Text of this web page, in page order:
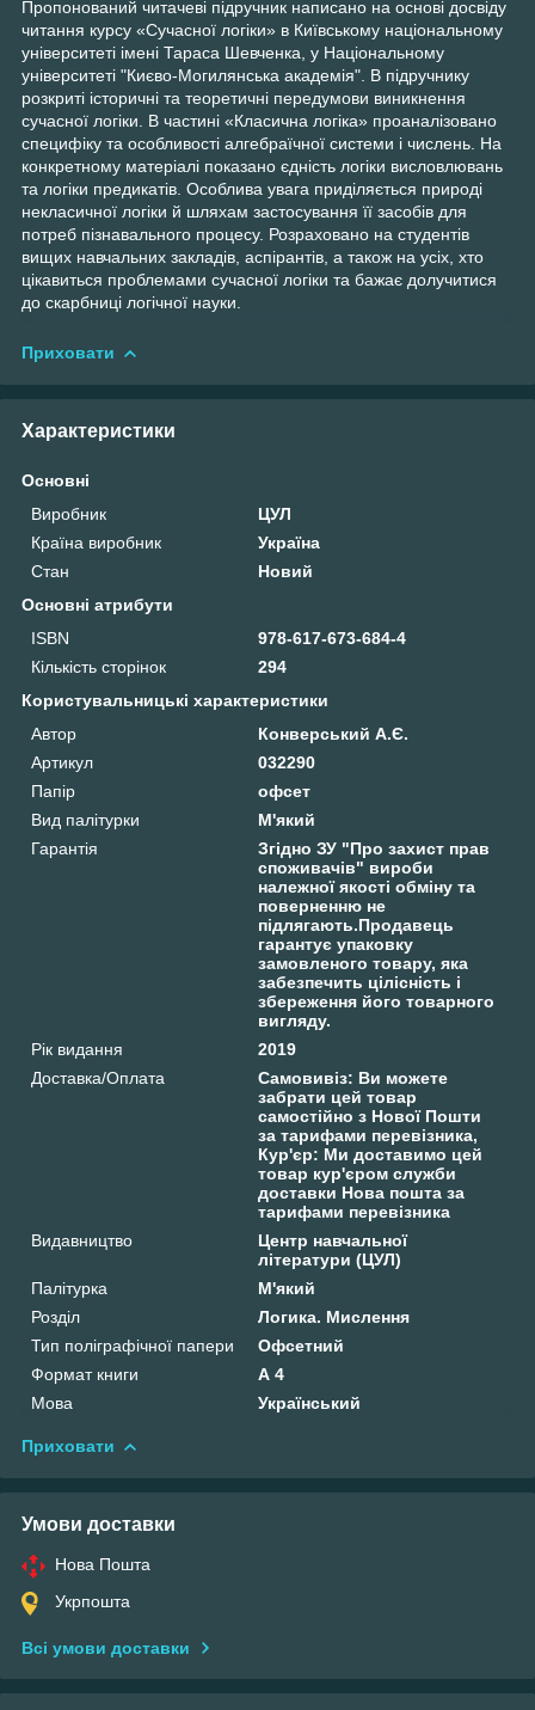
Пропонований читачеві підручник написано на основі досвіду
читання курсу «Сучасної логіки» в Київському національному
університеті імені Тараса Шевченка, у Національному
університеті "Києво-Могилянська академія". В підручнику
розкриті історичні та теоретичні передумови виникнення
сучасної логіки. В частині «Класична логіка» проаналізовано
специфіку та особливості алгебраїчної системи і числень. На
конкретному матеріалі показано єдність логіки висловлювань
та логіки предикатів. Особлива увага приділяється природі
некласичної логіки й шляхам застосування її засобів для
потреб пізнавального процесу. Розраховано на студентів
вищих навчальних закладів, аспірантів, а також на усіх, хто
цікавиться проблемами сучасної логіки та бажає долучитися
до скарбниці логічної науки.
Приховати
Характеристики
Основні
Виробник
ЦУЛ
Країна виробник
Україна
Стан
Новий
Основні атрибути
ISBN
978-617-673-684-4
Кількість сторінок
294
Користувальницькі характеристики
Автор
Конверський А.Є.
Артикул
032290
Папір
офсет
Вид палітурки
М'який
Гарантія
Згідно ЗУ "Про захист прав
споживачів" вироби
належної якості обміну та
поверненню не
підлягають.Продавець
гарантує упаковку
замовленого товару, яка
забезпечить цілісність і
збереження його товарного
вигляду.
Рік видання
2019
Доставка/Оплата
Самовивіз: Ви можете
забрати цей товар
самостійно з Нової Пошти
за тарифами перевізника,
Кур'єр: Ми доставимо цей
товар кур'єром служби
доставки Нова пошта за
тарифами перевізника
Видавництво
Центр навчальної
літератури (ЦУЛ)
Палітурка
М'який
Розділ
Логика. Мислення
Тип поліграфічної папери
Офсетний
Формат книги
А 4
Мова
Український
Приховати
Умови доставки
Нова Пошта
Укрпошта
Всі умови доставки